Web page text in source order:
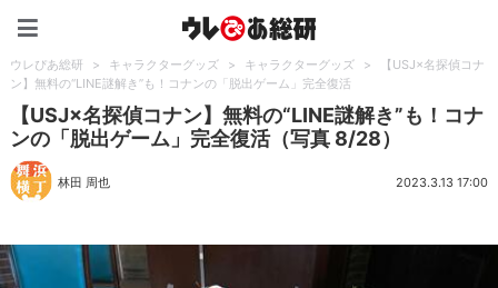
ウレぴあ総研 > キャラクターグッズ > キャラクターグッズ >
【USJ×名探偵コナ
ン】無料の“LINE謎解き”も！コナンの「脱出ゲーム」完全復活
【USJ×名探偵コナン】無料の“LINE謎解き”も！コナ
ンの「脱出ゲーム」完全復活（写真 8/28）
林田 周也 2023.3.13 17:00